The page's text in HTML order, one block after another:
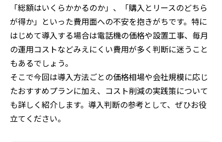
「総額はいくらかかるのか」、「購入とリースのどちら
が得か」といった費用面への不安を抱きがちです。特に
はじめて導入する場合は電話機の価格や設置工事、毎月
の運用コストなどみえにくい費用が多く判断に迷うこと
もあるでしょう。
そこで今回は導入方法ごとの価格相場や会社規模に応じ
たおすすめプランに加え、コスト削減の実践策について
も詳しく紹介します。導入判断の参考として、ぜひお役
立てください。